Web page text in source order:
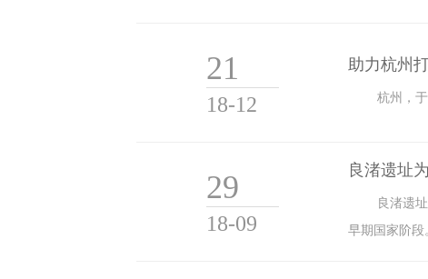
21
18-12
助力杭州
杭州，
29
18-09
良渚遗址
良渚遗
早期国家阶段